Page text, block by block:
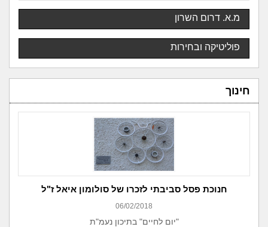
מ.א. דרום השרון
פוליטיקה ובחירות
חינוך
חנוכת פסל סביבתי לזכרו של סולומון איאל ז"ל
06/02/2018
"יום לחיים" בתיכון נעמ"ת